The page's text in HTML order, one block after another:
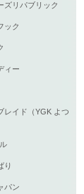
ズリパブリック
ック
ィー
レイド（YGK よつ
り
パン